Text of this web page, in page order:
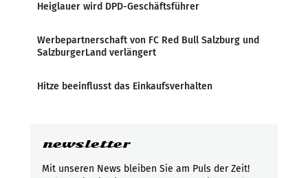
Heiglauer wird DPD-Geschäftsführer
Werbepartnerschaft von FC Red Bull Salzburg und
SalzburgerLand verlängert
Hitze beeinflusst das Einkaufsverhalten
newsletter
Mit unseren News bleiben Sie am Puls der Zeit!